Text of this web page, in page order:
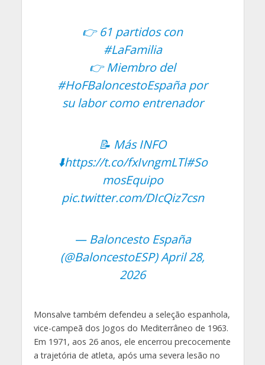
👉 61 partidos con
#LaFamilia
👉 Miembro del
#HoFBaloncestoEspañapor
su labor como entrenador
📝 Más INFO
⬇️https://t.co/fxIvngmLTl#So
mosEquipo
pic.twitter.com/DIcQiz7csn
— Baloncesto España
(@BaloncestoESP)April 28,
2026
Monsalve também defendeu a seleção espanhola,
vice-campeã dos Jogos do Mediterrâneo de 1963.
Em 1971, aos 26 anos, ele encerrou precocemente
a trajetória de atleta, após uma severa lesão no